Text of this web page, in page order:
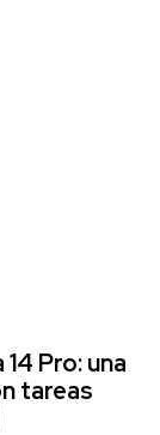
Pro: una
tareas